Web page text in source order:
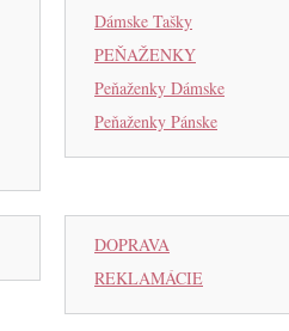
Dámske Tašky
PEŇAŽENKY
Peňaženky Dámske
Peňaženky Pánske
DOPRAVA
REKLAMÁCIE